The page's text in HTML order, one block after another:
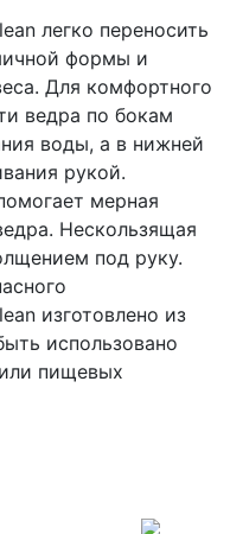
легко переносить
формы и
Для комфортного
ведра по бокам
воды, а в нижней
рукой.
мерная
Нескользящая
под руку.
изготовлено из
использовано
пищевых